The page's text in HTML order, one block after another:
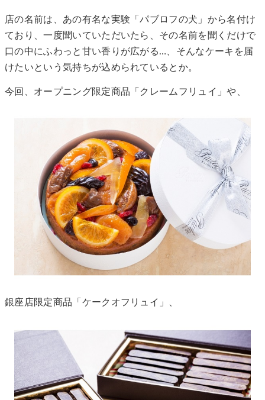
店の名前は、あの有名な実験「パブロフの犬」から名付け
ており、一度聞いていただいたら、その名前を聞くだけで
口の中にふわっと甘い香りが広がる…、そんなケーキを届
けたいという気持ちが込められているとか。
今回、オープニング限定商品「クレームフリュイ」や、
銀座店限定商品「ケークオフリュイ」、